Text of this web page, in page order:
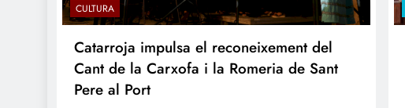
CULTURA
Catarroja impulsa el reconeixement del
Cant de la Carxofa i la Romeria de Sant
Pere al Port